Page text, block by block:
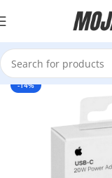
-14%